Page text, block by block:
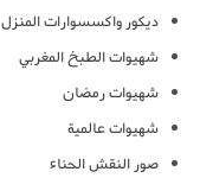
ديكور واكسسوارات المنزل
شهيوات الطبخ المغربي
شهيوات رمضان
شهيوات عالمية
صور النقش الحناء